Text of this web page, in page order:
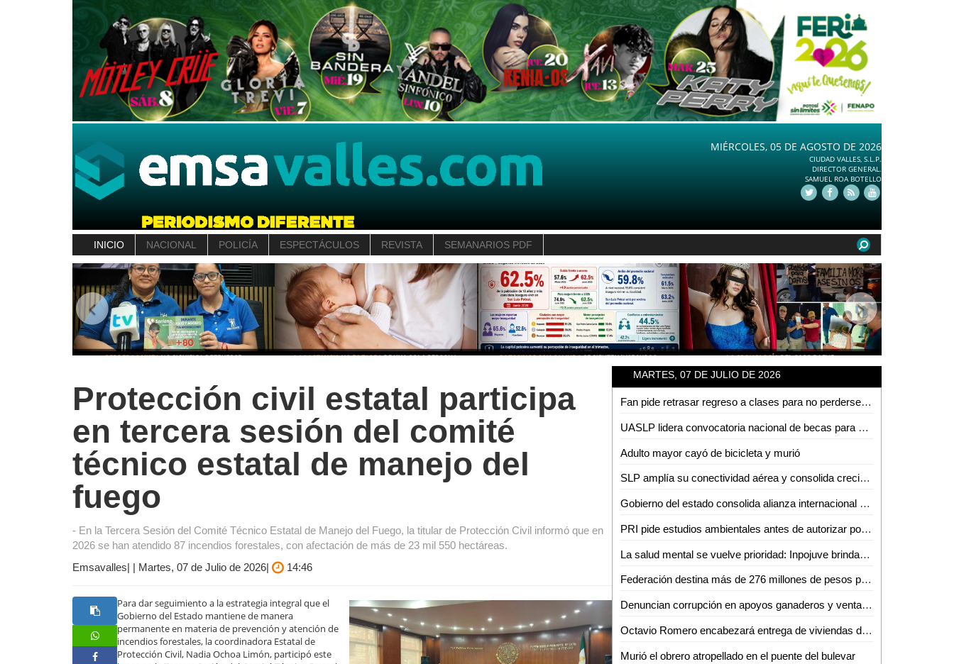
MIÉRCOLES, 05 DE AGOSTO DE 2026
CIUDAD VALLES, S.L.P.
DIRECTOR GENERAL.
SAMUEL ROA BOTELLO
INICIO NACIONAL POLICÍA ESPECTÁCULOS REVISTA SEMANARIOS PDF
Protección civil estatal participa
en tercera sesión del comité
técnico estatal de manejo del
fuego
- En la Tercera Sesión del Comité Técnico Estatal de Manejo del Fuego, la titular de Protección Civil informó que en
2026 se han atendido 87 incendios forestales, con afectación de más de 23 mil 550 hectáreas.
Emsavalles| | Martes, 07 de Julio de 2026|
14:46
Para dar seguimiento a la estrategia integral que el
Gobierno del Estado mantiene de manera
permanente en materia de prevención y atención de
incendios forestales, la coordinadora Estatal de
Protección Civil, Nadia Ochoa Limón, participó este
MARTES, 07 DE JULIO DE 2026
Fan pide retrasar regreso a clases para no perderse concierto de Los Tigres del Norte en la Fenapo
UASLP lidera convocatoria nacional de becas para doble titulación en ingeniería con Francia
Adulto mayor cayó de bicicleta y murió
SLP amplía su conectividad aérea y consolida crecimiento turistico y económico
Gobierno del estado consolida alianza internacional en salud mental
PRI pide estudios ambientales antes de autorizar posible fracking en la Huasteca Potosina
La salud mental se vuelve prioridad: Inpojuve brinda atención psicológica en la Huasteca
Federación destina más de 276 millones de pesos para fortalecer la salud en SLP
Denuncian corrupción en apoyos ganaderos y venta de aretes
Octavio Romero encabezará entrega de viviendas del Infonavit en Ciudad Valles
Murió el obrero atropellado en el puente del bulevar